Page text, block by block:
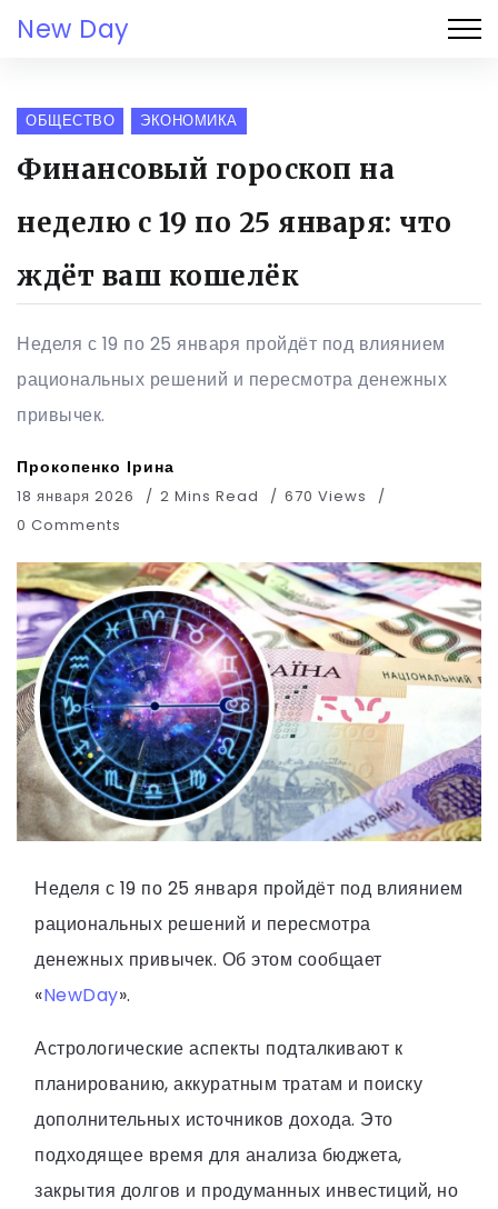
New Day
ОБЩЕСТВО ЭКОНОМИКА
Финансовый гороскоп на
неделю с 19 по 25 января: что
ждёт ваш кошелёк
Неделя с 19 по 25 января пройдёт под влиянием
рациональных решений и пересмотра денежных
привычек.
Прокопенко Ірина
18 января 2026 2 Mins Read
670 Views
0 Comments
Неделя с 19 по 25 января пройдёт под влиянием
рациональных решений и пересмотра
денежных привычек. Об этом сообщает
«NewDay».
Астрологические аспекты подталкивают к
планированию, аккуратным тратам и поиску
дополнительных источников дохода. Это
подходящее время для анализа бюджета,
закрытия долгов и продуманных инвестиций, но